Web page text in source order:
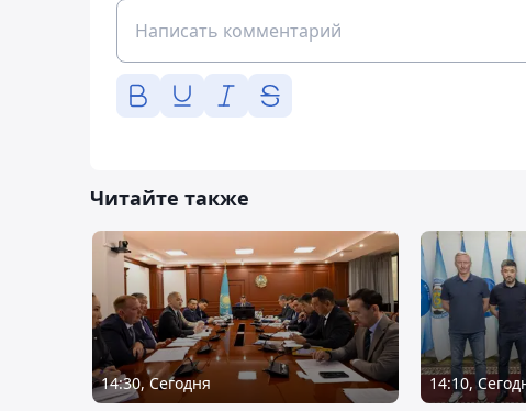
Читайте также
14:30, Сегодня 14:10,